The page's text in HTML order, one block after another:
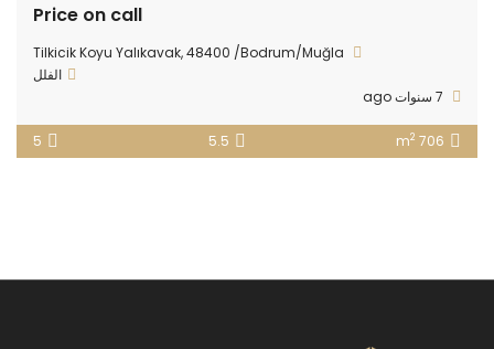
Price on call
Tilkicik Koyu Yalıkavak, 48400 /Bodrum/Muğla
الفلل
706 m
2
5.5
5